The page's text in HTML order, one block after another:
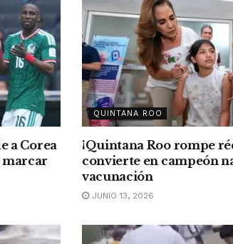
a Corea
marcar
QUINTANA ROO
¡Quintana Roo rompe
convierte en campeón
vacunación
JUNIO 13, 2026